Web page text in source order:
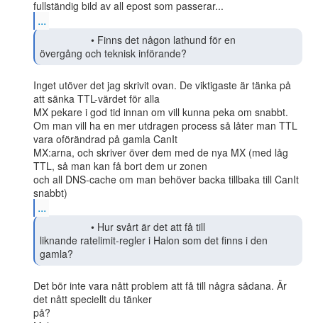
...
övergång och teknisk införande?
Inget utöver det jag skrivit ovan. De viktigaste är tänka på
att sänka TTL-värdet för alla
MX pekare i god tid innan om vill kunna peka om snabbt.
Om man vill ha en mer utdragen process så låter man TTL
vara oförändrad på gamla CanIt
MX:arna, och skriver över dem med de nya MX (med låg
TTL, så man kan få bort dem ur zonen
och all DNS-cache om man behöver backa tillbaka till CanIt
...
liknande ratelimit-regler i Halon som det finns i den
gamla?
Det bör inte vara nått problem att få till några sådana. Är
det nått speciellt du tänker
på?